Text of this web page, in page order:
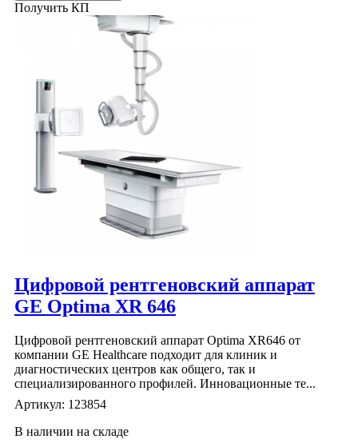
Получить КП
Цифровой рентгеновский аппарат
GE Optima XR 646
Цифровой рентгеновский аппарат Optima XR646 от
компании GE Healthcare подходит для клиник и
диагностических центров как общего, так и
специализированного профилей. Инновационные те...
Артикул: 123854
В наличии на складе